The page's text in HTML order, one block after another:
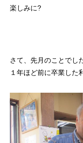
楽しみに?
さて、先月のことでし
１年ほど前に卒業した